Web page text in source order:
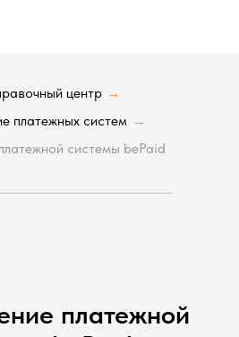
центр →
платежных систем →
системы bePaid
платежной